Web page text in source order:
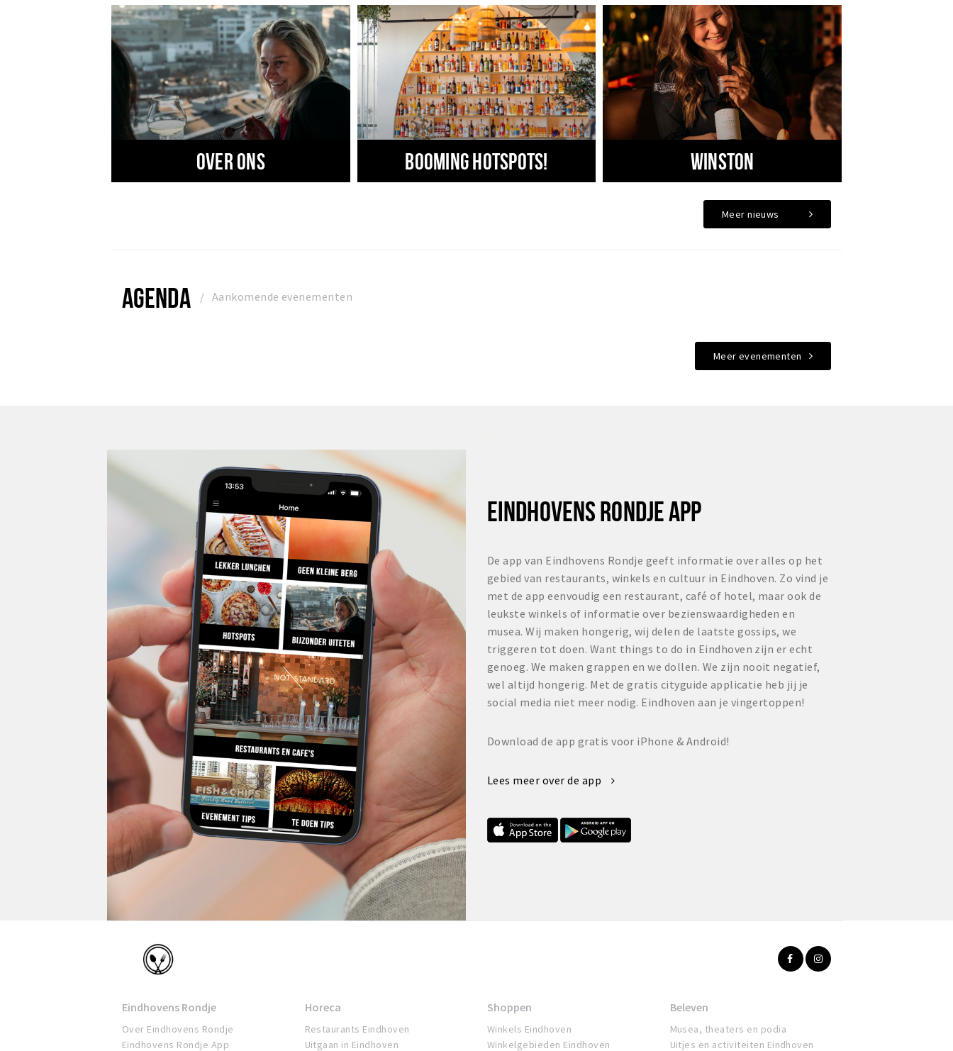
Over ons Booming hotspots! Winston
Meer nieuws
AGENDA Aankomende evenementen
Meer evenementen
EINDHOVENS RONDJE APP
De app van Eindhovens Rondje geeft informatie over alles op het
gebied van restaurants, winkels en cultuur in Eindhoven. Zo vind je
met de app eenvoudig een restaurant, café of hotel, maar ook de
leukste winkels of informatie over bezienswaardigheden en
musea. Wij maken hongerig, wij delen de laatste gossips, we
triggeren tot doen. Want things to do in Eindhoven zijn er echt
genoeg. We maken grappen en we dollen. We zijn nooit negatief,
wel altijd hongerig. Met de gratis cityguide applicatie heb jij je
social media niet meer nodig. Eindhoven aan je vingertoppen!
Download de app gratis voor iPhone & Android!
Lees meer over de app
Eindhoven
Eindhovens Rondje
Over Eindhovens Rondje
Eindhovens Rondje App
Horeca
Restaurants Eindhoven
Uitgaan in Eindhoven
Shoppen
Winkels Eindhoven
Winkelgebieden Eindhoven
Beleven
Musea, theaters en podia
Uitjes en activiteiten Eindhoven